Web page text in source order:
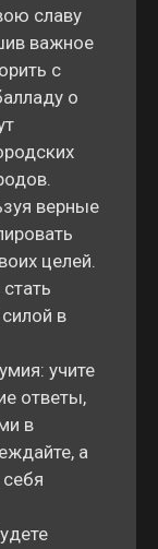
славу
важное
с
о
верные
целей.
в
учите
ответы,
в
а